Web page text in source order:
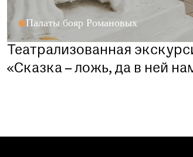
Палаты бояр Романовых
Театрализованная
«Сказка – ложь, да в ней